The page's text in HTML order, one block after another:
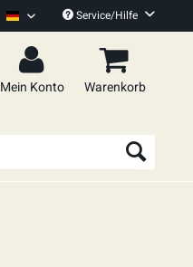
100 KIlo Herz Deutsch
Service/Hilfe
Mein Konto Warenkorb